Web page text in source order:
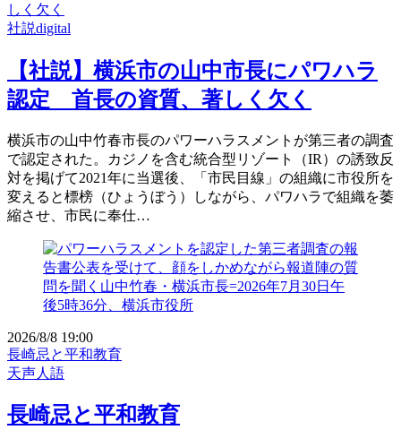
しく欠く
社説digital
【社説】横浜市の山中市長にパワハラ
認定 首長の資質、著しく欠く
横浜市の山中竹春市長のパワーハラスメントが第三者の調査
で認定された。カジノを含む統合型リゾート（IR）の誘致反
対を掲げて2021年に当選後、「市民目線」の組織に市役所を
変えると標榜（ひょうぼう）しながら、パワハラで組織を萎
縮させ、市民に奉仕…
2026/8/8 19:00
長崎忌と平和教育
天声人語
長崎忌と平和教育